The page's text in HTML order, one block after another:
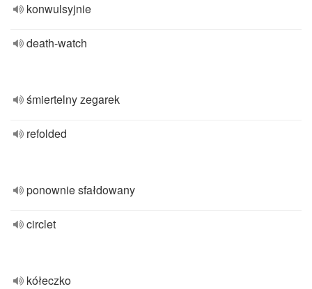
konwulsyjnie
death-watch
śmiertelny zegarek
refolded
ponownie sfałdowany
circlet
kółeczko